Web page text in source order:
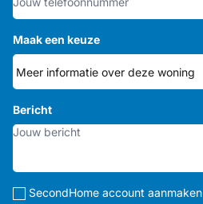
Maak een keuze
Bericht
SecondHome account aanmaken